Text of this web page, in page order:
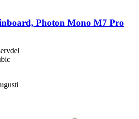
Photon Mono M7 Pro